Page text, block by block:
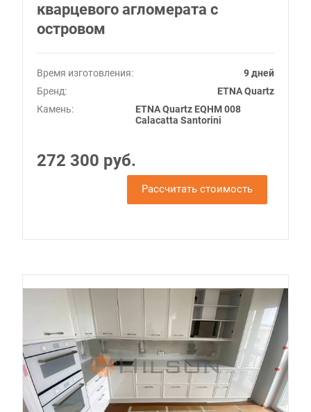
кварцевого агломерата с
островом
Время изготовления:
9 дней
Бренд:
ETNA Quartz
Камень:
ETNA Quartz EQHM 008
Calacatta Santorini
272 300 руб.
Рассчитать стоимость